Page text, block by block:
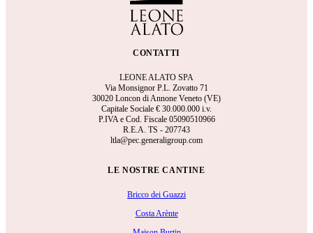
CONTATTI
LEONE ALATO SPA
Via Monsignor P.L. Zovatto 71
30020 Loncon di Annone Veneto (VE)
Capitale Sociale € 30.000.000 i.v.
P.IVA e Cod. Fiscale 05090510966
R.E.A. TS - 207743
ltla@pec.generaligroup.com
LE NOSTRE CANTINE
Bricco dei Guazzi
Costa Arènte